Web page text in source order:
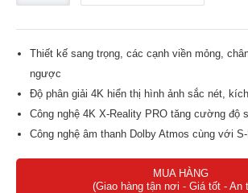
Thiết kế sang trọng, các cạnh viền mỏng,
ngược
Độ phân giải 4K hiển thị hình ảnh sắc nét,
Công nghệ 4K X-Reality PRO tăng cường độ
Công nghệ âm thanh Dolby Atmos cùng với
Màn hình Full Array LED tái tạo độ tương
MUA HÀNG
(Giao hàng tận nơi - Giá tốt - An